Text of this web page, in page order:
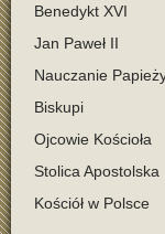
Benedykt XVI
Jan Paweł II
Nauczanie
Biskupi
Ojcowie Kościoła
Stolica Apostolska
Kościół w Polsce